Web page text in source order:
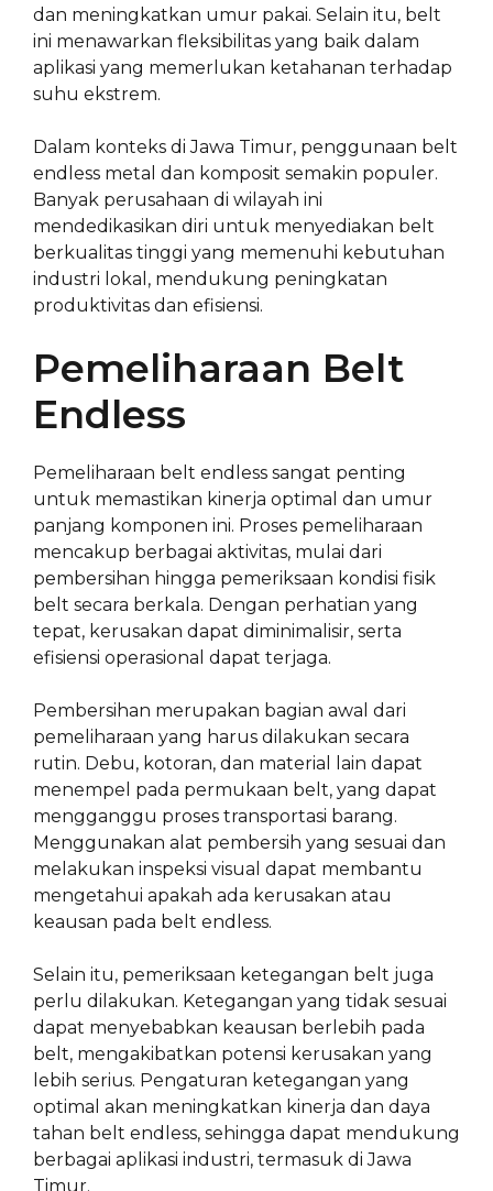
dan meningkatkan umur pakai. Selain itu, belt
ini menawarkan fleksibilitas yang baik dalam
aplikasi yang memerlukan ketahanan terhadap
suhu ekstrem.
Dalam konteks di Jawa Timur, penggunaan belt
endless metal dan komposit semakin populer.
Banyak perusahaan di wilayah ini
mendedikasikan diri untuk menyediakan belt
berkualitas tinggi yang memenuhi kebutuhan
industri lokal, mendukung peningkatan
produktivitas dan efisiensi.
Pemeliharaan Belt
Endless
Pemeliharaan belt endless sangat penting
untuk memastikan kinerja optimal dan umur
panjang komponen ini. Proses pemeliharaan
mencakup berbagai aktivitas, mulai dari
pembersihan hingga pemeriksaan kondisi fisik
belt secara berkala. Dengan perhatian yang
tepat, kerusakan dapat diminimalisir, serta
efisiensi operasional dapat terjaga.
Pembersihan merupakan bagian awal dari
pemeliharaan yang harus dilakukan secara
rutin. Debu, kotoran, dan material lain dapat
menempel pada permukaan belt, yang dapat
mengganggu proses transportasi barang.
Menggunakan alat pembersih yang sesuai dan
melakukan inspeksi visual dapat membantu
mengetahui apakah ada kerusakan atau
keausan pada belt endless.
Selain itu, pemeriksaan ketegangan belt juga
perlu dilakukan. Ketegangan yang tidak sesuai
dapat menyebabkan keausan berlebih pada
belt, mengakibatkan potensi kerusakan yang
lebih serius. Pengaturan ketegangan yang
optimal akan meningkatkan kinerja dan daya
tahan belt endless, sehingga dapat mendukung
berbagai aplikasi industri, termasuk di Jawa
Timur.